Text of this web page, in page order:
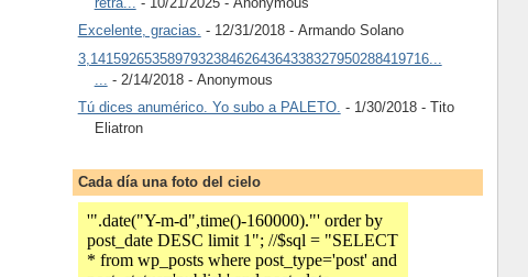
Excelente, gracias. - 12/31/2018- Armando Solano
3,14159265358979323846264364338327950288419716...
- 2/14/2018- Anonymous
Tú dices anumérico. Yo subo a PALETO. - 1/30/2018- Tito
Eliatron
Cada día una foto del cielo